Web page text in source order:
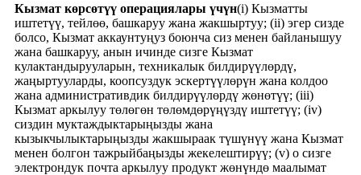
Кызмат көрсөтүү операциялары үчүн(i) Кызматты
иштетүү, тейлөө, башкаруу жана жакшыртуу; (ii) эгер сизде
болсо, Кызмат аккаунтуңуз боюнча сиз менен байланышуу
жана башкаруу, анын ичинде сизге Кызмат
кулактандырууларын, техникалык билдирүүлөрдү,
жаңыртууларды, коопсуздук эскертүүлөрүн жана колдоо
жана административдик билдирүүлөрдү жөнөтүү; (iii)
Кызмат аркылуу төлөгөн төлөмдөрүңүздү иштетүү; (iv)
сиздин муктаждыктарыңызды жана
кызыкчылыктарыңызды жакшыраак түшүнүү жана Кызмат
менен болгон тажрыйбаңызды жекелештирүү; (v) o сизге
электрондук почта аркылуу продукт жөнүндө маалымат